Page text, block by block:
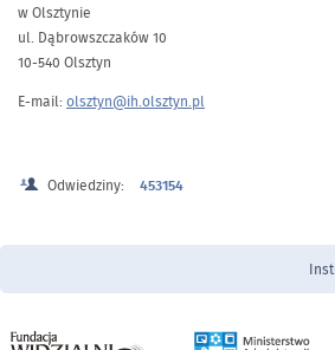
w Olsztynie
ul. Dąbrowszczaków 10
10-540 Olsztyn
E-mail: olsztyn@ih.olsztyn.pl
Odwiedziny: 453154
Menu Stopka